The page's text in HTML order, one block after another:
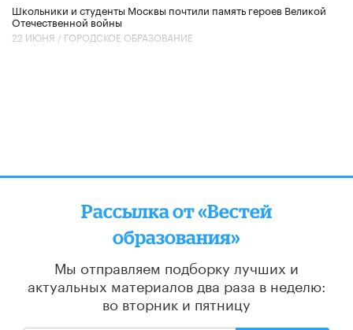
Школьники и студенты Москвы почтили память героев Великой
Отечественной войны
22 ИЮНЯ / ГОРОДСКОЕ ОБРАЗОВАНИЕ
Рассылка от «Вестей
образования»
Мы отправляем подборку лучших и
актуальных материалов два раза в неделю:
во вторник и пятницу